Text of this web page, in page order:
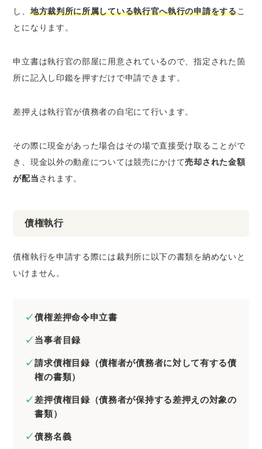
し、 地方裁判所に所属している執行官へ執行の申請をするこ
とになります。
申立書は執行官の部屋に用意されているので、指定された箇
所に記入し印鑑を押すだけで申請できます。
差押えは執行官が債務者の自宅にて行います。
その際に現金があった場合はその場で直接受け取ることがで
き、現金以外の動産については競売にかけて売却された金額
が配当されます。
債権執行
債権執行を申請する際には裁判所に以下の書類を納めないと
いけません。
債権差押命令申立書
当事者目録
請求債権目録（債権者が債務者に対して有する債
権の書類）
差押債権目録（債務者が保持する差押えの対象の
書類）
債務名義